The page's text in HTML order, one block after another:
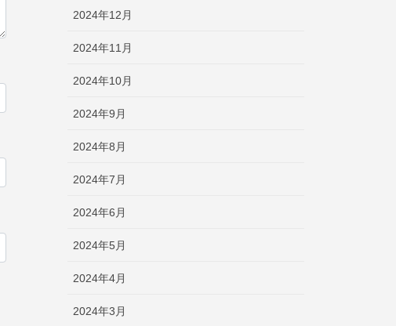
2024年12月
2024年11月
2024年10月
2024年9月
2024年8月
2024年7月
2024年6月
2024年5月
2024年4月
2024年3月